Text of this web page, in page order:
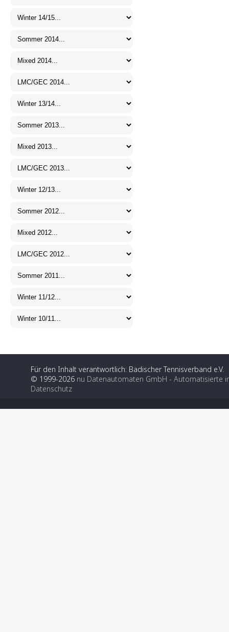
Für den Inhalt verantwortlich: Badischer Tennisverband e.V.
© 1999-2026 nu Datenautomaten GmbH - Automatisierte
Datenschutz